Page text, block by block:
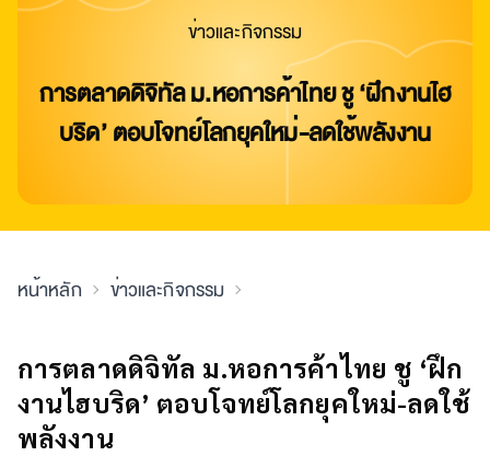
ข่าวและกิจกรรม
การตลาดดิจิทัล ม.หอการค้าไทย ชู ‘ฝึกงานไฮ
บริด’ ตอบโจทย์โลกยุคใหม่-ลดใช้พลังงาน
หน้าหลัก ข่าวและกิจกรรม
การตลาดดิจิทัล ม.หอการค้าไทย ชู ‘ฝึก
งานไฮบริด’ ตอบโจทย์โลกยุคใหม่-ลดใช้
พลังงาน